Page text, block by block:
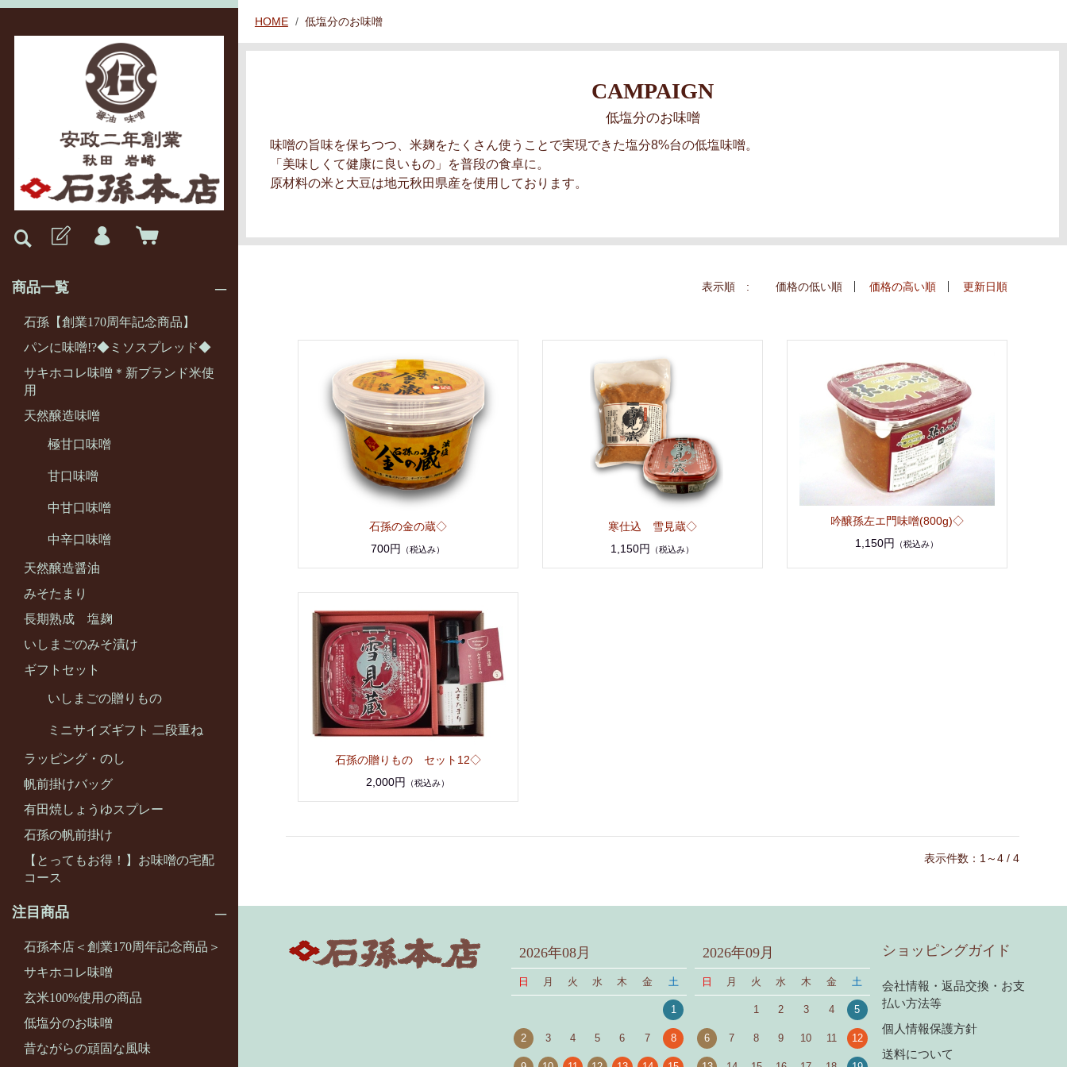
商品一覧
石孫【創業170周年記念商品】
パンに味噌!?◆ミソスプレッド◆
サキホコレ味噌＊新ブランド米使
用
天然醸造味噌
極甘口味噌
甘口味噌
中甘口味噌
中辛口味噌
天然醸造醤油
みそたまり
長期熟成 塩麹
いしまごのみそ漬け
ギフトセット
いしまごの贈りもの
ミニサイズギフト 二段重ね
ラッピング・のし
帆前掛けバッグ
有田焼しょうゆスプレー
石孫の帆前掛け
【とってもお得！】お味噌の宅配
コース
注目商品
石孫本店＜創業170周年記念商品＞
サキホコレ味噌
玄米100%使用の商品
低塩分のお味噌
昔ながらの頑固な風味
HOME 低塩分のお味噌
CAMPAIGN
低塩分のお味噌
味噌の旨味を保ちつつ、米麹をたくさん使うことで実現できた塩分8%台の低塩味噌。
「美味しくて健康に良いもの」を普段の食卓に。
原材料の米と大豆は地元秋田県産を使用しております。
表示順 : 価格の低い順 価格の高い順 更新日順
石孫の金の蔵◇
700円
（税込み）
寒仕込 雪見蔵◇
1,150円
（税込み）
吟醸孫左エ門味噌(800g)◇
1,150円
（税込み）
石孫の贈りもの セット12◇
2,000円
（税込み）
表示件数：1～4 / 4
2026年08月
日 月 火 水 木 金 土
1
2 3 4 5 6 7 8
2026年09月
日 月 火 水 木 金 土
1 2 3 4 5
6 7 8 9 10 11 12
ショッピングガイド
会社情報・返品交換・お支
払い方法等
個人情報保護方針
送料について